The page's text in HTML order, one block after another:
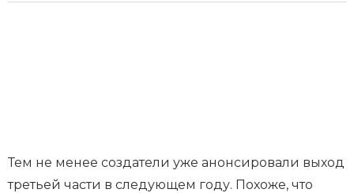
Тем не менее создатели уже анонсировали выход
третьей части в следующем году. Похоже, что